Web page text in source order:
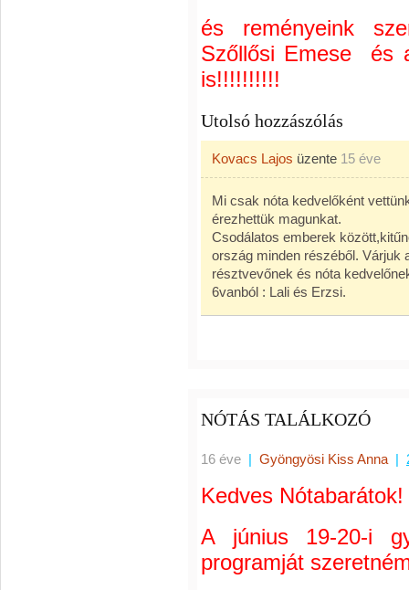
és reményeink
Szőllősi Emese és
is!!!!!!!!!!
Utolsó hozzászólás
Kovacs Lajos üzente 15 éve
Mi csak nóta kedvelőként
érezhettük magunkat.
Csodálatos emberek
ország minden részéből. Várjuk
résztvevőnek és nóta
6vanból : Lali és Erzsi.
NÓTÁS TALÁLKOZÓ
16 éve | Gyöngyösi Kiss Anna |
Kedves Nótabarátok!
A június 19-20-i
programját